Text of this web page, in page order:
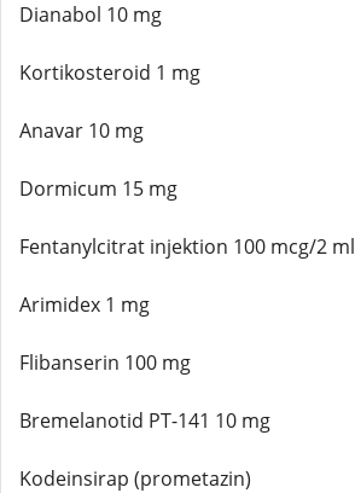
Dianabol 10 mg
Kortikosteroid 1 mg
Anavar 10 mg
Dormicum 15 mg
Fentanylcitrat injektion 100 mcg/2 ml
Arimidex 1 mg
Flibanserin 100 mg
Bremelanotid PT-141 10 mg
Kodeinsirap (prometazin)